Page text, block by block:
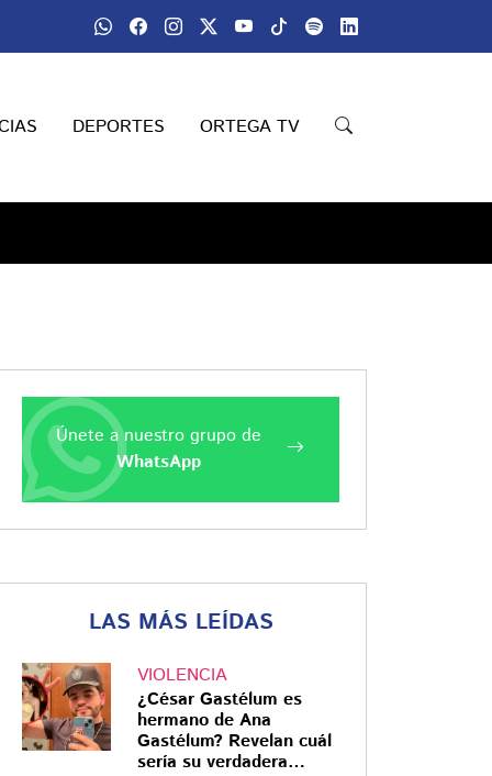
DEPORTES ORTEGA TV
Únete a nuestro grupo de
WhatsApp
LAS MÁS LEÍDAS
VIOLENCIA
¿César Gastélum es
hermano de Ana
Gastélum? Revelan cuál
sería su verdadera